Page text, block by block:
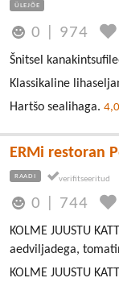
ÜLEJÕE
0 974
Šnitsel
Klassikaline
Hartšo sealihaga.
ERMi restoran
RAADI
0 744
KOLME JUUSTU
aedviljadega,
KOLME JUUSTU